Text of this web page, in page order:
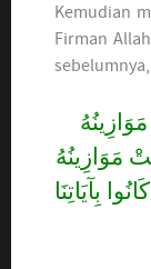
Kemudian
Firman
sebelumnya,
وَمَنْ خَفَّتْ مَوَازِينُهُ
بِآيَاتِنَا